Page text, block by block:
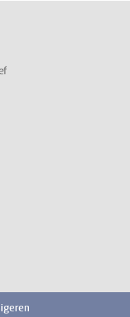
linkedin
op instagram
ons op mastodon